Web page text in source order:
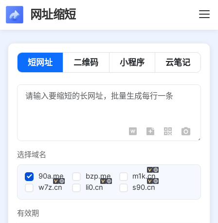
网址缩短
短网址 二维码 小程序 云笔记
选择域名
90a.me bzp.me
m1k.cn
w7z.cn
li0.cn s90.cn
有效期